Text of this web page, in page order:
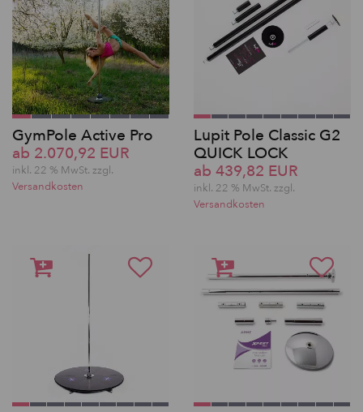
GymPole Active Pro
ab 2.070,92 EUR
inkl. 22 % MwSt. zzgl.
Versandkosten
Lupit Pole Classic G2
QUICK LOCK
ab 439,82 EUR
inkl. 22 % MwSt. zzgl.
Versandkosten